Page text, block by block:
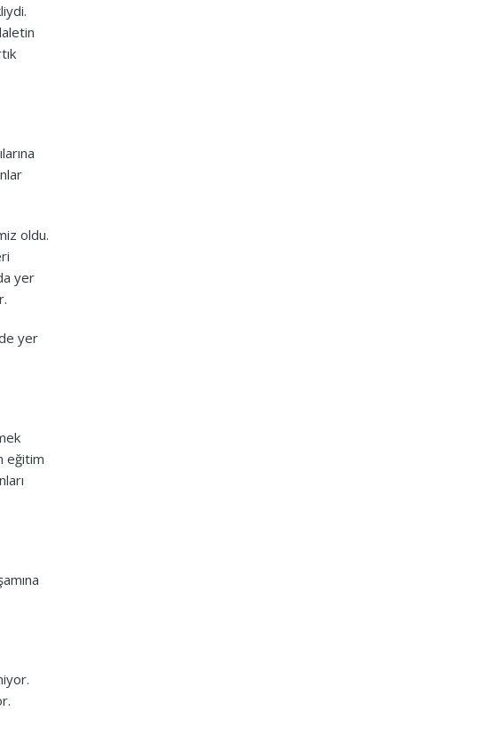
oldu.
yer
yer
eğitim